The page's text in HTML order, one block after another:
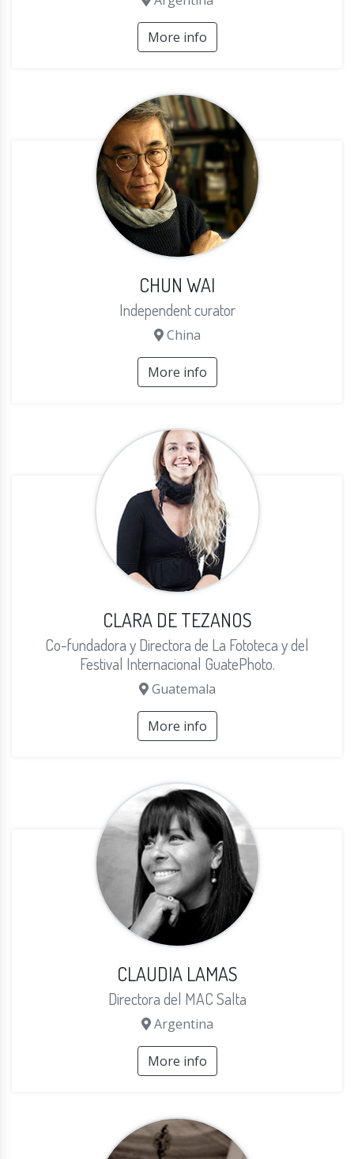
More info
CHUN WAI
Independent curator
China
More info
CLARA DE TEZANOS
Co-fundadora y Directora de La Fototeca y del
Festival Internacional GuatePhoto.
Guatemala
More info
CLAUDIA LAMAS
Directora del MAC Salta
Argentina
More info